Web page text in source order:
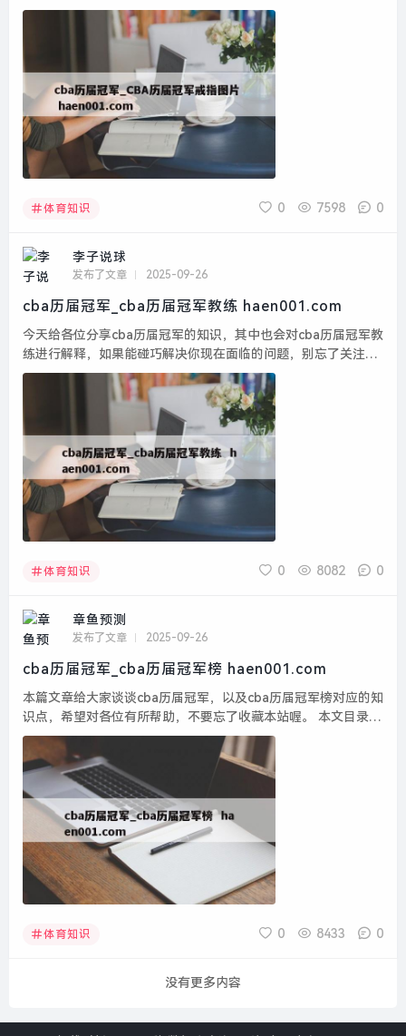
文目录一览： 1、cba历届总冠军名单和分数...
体育知识 0 7598 0
李子说球
发布了文章 2025-09-26
cba历届冠军_cba历届冠军教练 haen001.com
今天给各位分享cba历届冠军的知识，其中也会对cba历届冠军教
练进行解释，如果能碰巧解决你现在面临的问题，别忘了关注本
站，现在开始吧！本文目录一览： 1、CBA历届总冠军有哪几个
体育知识 0 8082 0
章鱼预测
发布了文章 2025-09-26
cba历届冠军_cba历届冠军榜 haen001.com
本篇文章给大家谈谈cba历届冠军，以及cba历届冠军榜对应的知
识点，希望对各位有所帮助，不要忘了收藏本站喔。 本文目录一
览： 1、cba历届总冠军名单和分数...
体育知识 0 8433 0
没有更多内容